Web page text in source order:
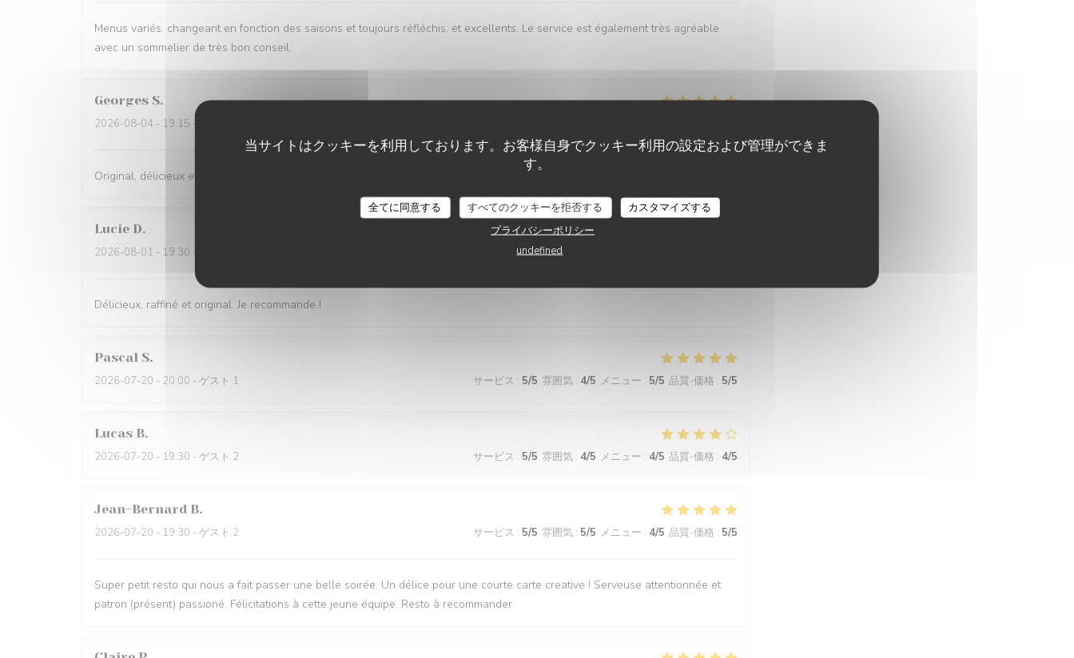
当サイトはクッキーを利用しております。お客様自身でクッキー利用の設定および管理ができま
す。
全てに同意する すべてのクッキーを拒否する
カスタマイズする
プライバシーポリシー
undefined
Menus variés, changeant en fonction des saisons et toujours réfléchis, et excellents. Le service est également très agréable
avec un sommelier de très bon conseil.
Georges S
2026-08-04 - 19:15 - ゲスト 2
Original, délicieux et servi avec amabilité
Lucie D
2026-08-01 - 19:30 - ゲスト 2 :4/5 雰囲気
Délicieux, raffiné et original. Je recommande !
Pascal S
2026-07-20 - 20:00 - ゲスト 1 サービス : 5/5 雰囲気 : 4/5 メニュー : 5/5 品質-価格 : 5/5
Lucas B
2026-07-20 - 19:30 - ゲスト 2 サービス : 5/5 雰囲気 : 4/5 メニュー : 4/5 品質-価格 : 4/5
Jean-Bernard B
2026-07-20 - 19:30 - ゲスト 2 サービス : 5/5 雰囲気 : 5/5 メニュー : 4/5 品質-価格 : 5/5
Super petit resto qui nous a fait passer une belle soirée. Un délice pour une courte carte creative ! Serveuse attentionnée et
patron (présent) passioné. Félicitations à cette jeune équipe. Resto à recommander